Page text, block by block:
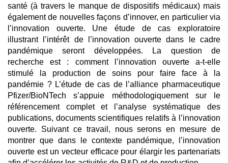
santé (à travers le manque de dispositifs médicaux) mais
également de nouvelles façons d’innover, en particulier via
l’innovation ouverte. Une étude de cas exploratoire
illustrant l’intérêt de l’innovation ouverte dans le cadre
pandémique seront développées. La question de
recherche est : comment l’innovation ouverte a-t-elle
stimulé la production de soins pour faire face à la
pandémie ? L’étude de cas de l’alliance pharmaceutique
Pfizer/BioNTech s’appuie méthodologiquement sur le
référencement complet et l’analyse systématique des
publications, documents scientifiques relatifs à l’innovation
ouverte. Suivant ce travail, nous serons en mesure de
montrer que dans le contexte pandémique, l’innovation
ouverte est un vecteur efficace pour élargir les partenariats